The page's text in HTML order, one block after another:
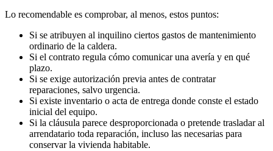
Lo recomendable es comprobar, al menos, estos puntos:
Si se atribuyen al inquilino ciertos gastos de mantenimiento
ordinario de la caldera.
Si el contrato regula cómo comunicar una avería y en qué
plazo.
Si se exige autorización previa antes de contratar
reparaciones, salvo urgencia.
Si existe inventario o acta de entrega donde conste el estado
inicial del equipo.
Si la cláusula parece desproporcionada o pretende trasladar al
arrendatario toda reparación, incluso las necesarias para
conservar la vivienda habitable.